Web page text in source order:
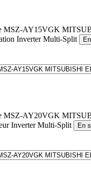
MSZ-AY15VGK
Inverter Multi-Split
MSZ-AY20VGK
Inverter Multi-Split
En